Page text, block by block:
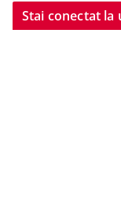
Stai conectat la